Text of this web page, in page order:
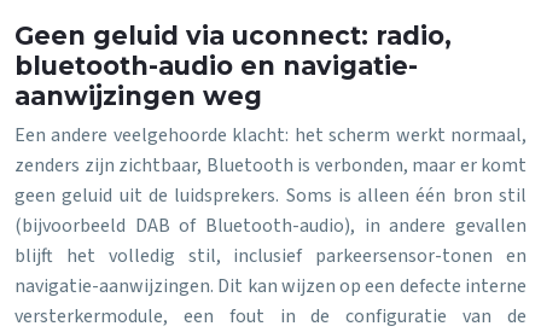
Geen geluid via uconnect: radio,
bluetooth-audio en navigatie-
aanwijzingen weg
Een andere veelgehoorde klacht: het scherm werkt normaal,
zenders zijn zichtbaar, Bluetooth is verbonden, maar er komt
geen geluid uit de luidsprekers. Soms is alleen één bron stil
(bijvoorbeeld DAB of Bluetooth-audio), in andere gevallen
blijft het volledig stil, inclusief parkeersensor-tonen en
navigatie-aanwijzingen. Dit kan wijzen op een defecte interne
versterkermodule, een fout in de configuratie van de